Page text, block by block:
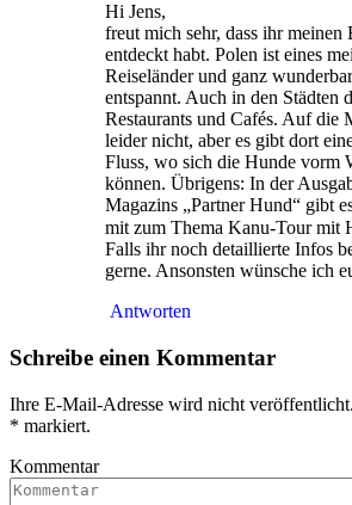
Hi Jens,
freut mich sehr, dass ihr
entdeckt habt. Polen ist eines
Reiseländer und ganz
entspannt. Auch in den Städten
Restaurants und Cafés. Auf die
leider nicht, aber es gibt dort
Fluss, wo sich die Hunde vorm
können. Übrigens: In der
Magazins „Partner Hund“ gibt
mit zum Thema Kanu-Tour mit
Falls ihr noch detaillierte Infos
gerne. Ansonsten wünsche ich
Antworten
Schreibe einen Kommentar
Ihre E-Mail-Adresse wird nicht
* markiert.
Kommentar